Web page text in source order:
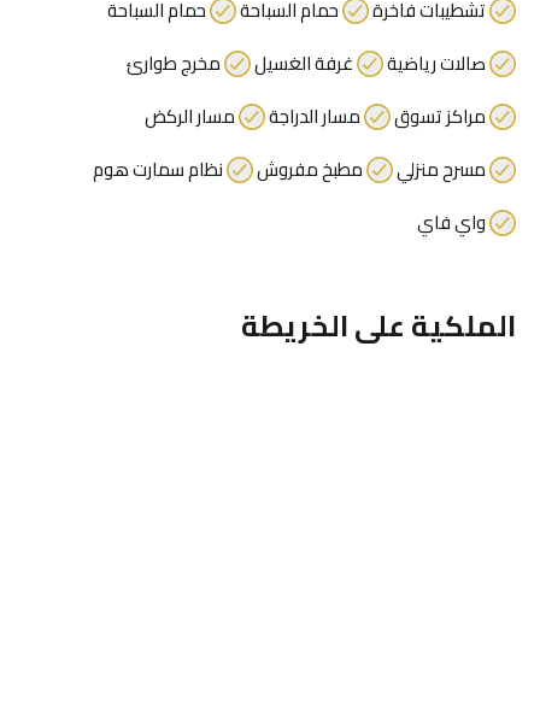
تشطيبات فاخرة
حمام السباحة
حمام السباحة
صالات رياضية
غرفة الغسيل
مخرج طوارئ
مراكز تسوق
مسار الدراجة
مسار الركض
مسرح منزلي
مطبخ مفروش
نظام سمارت هوم
واي فاي
الملكية على الخريطة